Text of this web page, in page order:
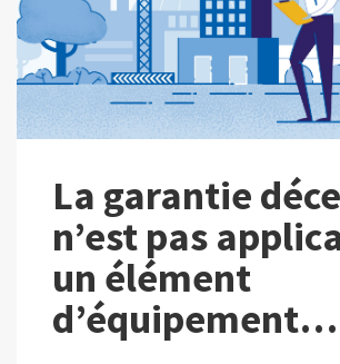
La garantie
n’est pas
un élément
d’équipement…